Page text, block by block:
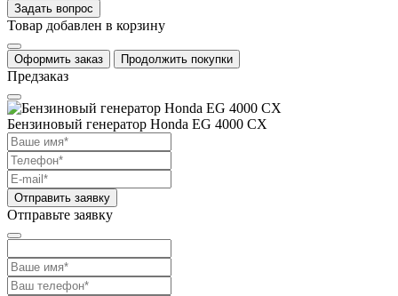
Задать вопрос
Товар добавлен в корзину
Оформить заказ Продолжить покупки
Предзаказ
Бензиновый генератор Honda EG 4000 CX
Отправить заявку
Отправьте заявку